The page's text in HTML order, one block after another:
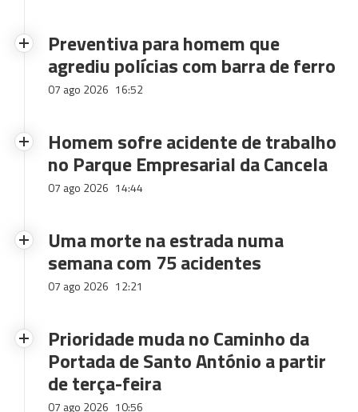
Preventiva para homem que
agrediu polícias com barra de ferro
07 ago 2026 16:52
Homem sofre acidente de trabalho
no Parque Empresarial da Cancela
07 ago 2026 14:44
Uma morte na estrada numa
semana com 75 acidentes
07 ago 2026 12:21
Prioridade muda no Caminho da
Portada de Santo António a partir
de terça-feira
07 ago 2026 10:56